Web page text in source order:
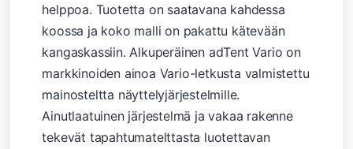
helppoa. Tuotetta on saatavana kahdessa
koossa ja koko malli on pakattu kätevään
kangaskassiin. Alkuperäinen adTent Vario on
markkinoiden ainoa Vario-letkusta valmistettu
mainosteltta näyttelyjärjestelmille.
Ainutlaatuinen järjestelmä ja vakaa rakenne
tekevät tapahtumatelttasta luotettavan